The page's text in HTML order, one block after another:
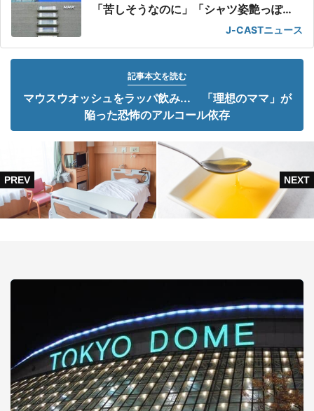
「苦しそうなのに」「シャツ姿艶っぽ
J-CASTニュース
記事本文を読む
マウスウオッシュをラッパ飲み... 「理想のママ」が
陥った恐怖のアルコール依存